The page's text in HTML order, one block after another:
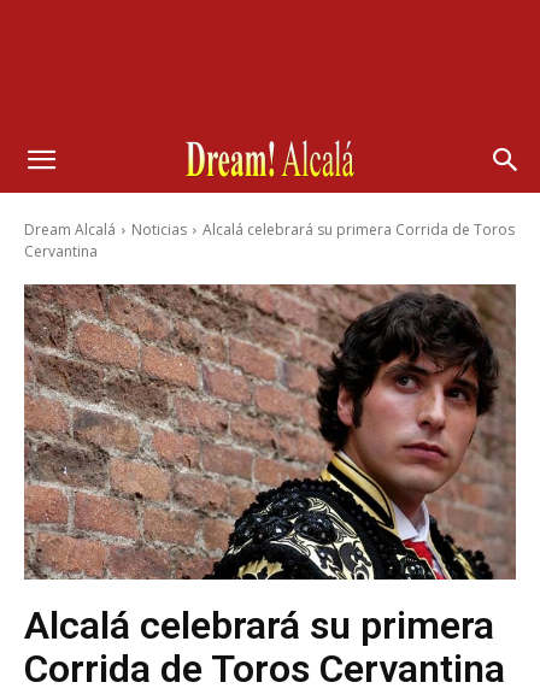
Dream Alcalá Noticias
Alcalá celebrará su primera Corrida de Toros
Cervantina
Alcalá celebrará su primera
Corrida de Toros Cervantina